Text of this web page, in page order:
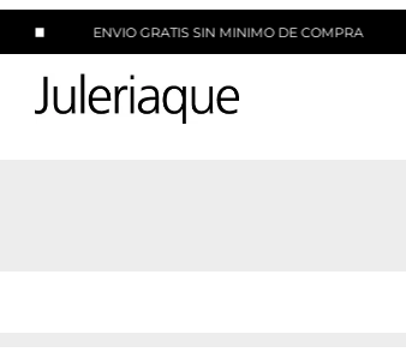
ENVIO GRATIS SIN MINIMO DE COMPRA